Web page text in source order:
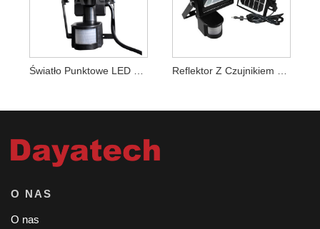
O NAS
O nas